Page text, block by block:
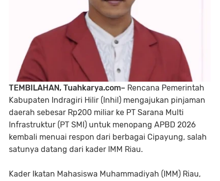
TEMBILAHAN, Tuahkarya.com– Rencana Pemerintah
Kabupaten Indragiri Hilir (Inhil) mengajukan pinjaman
daerah sebesar Rp200 miliar ke PT Sarana Multi
Infrastruktur (PT SMI) untuk menopang APBD 2026
kembali menuai respon dari berbagai Cipayung, salah
satunya datang dari kader IMM Riau.
Kader Ikatan Mahasiswa Muhammadiyah (IMM) Riau,